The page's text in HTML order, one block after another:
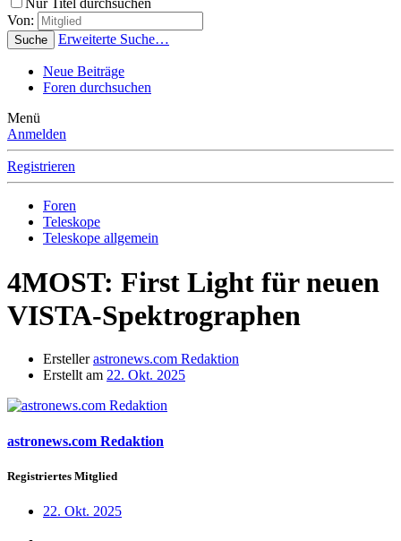
Nur Titel durchsuchen
Von:
Suche Erweiterte Suche…
Neue Beiträge
Foren durchsuchen
Menü
Anmelden
Registrieren
Foren
Teleskope
Teleskope allgemein
4MOST: First Light für neuen
VISTA-Spektrographen
Ersteller astronews.com Redaktion
Erstellt am 22. Okt. 2025
astronews.com Redaktion
Registriertes Mitglied
22. Okt. 2025